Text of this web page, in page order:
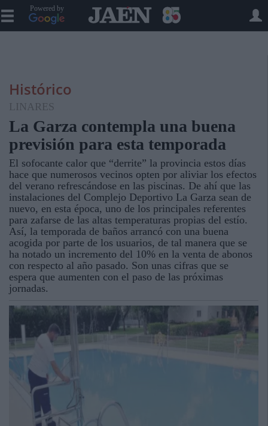
Powered by
Histórico
LINARES
La Garza contempla una buena
previsión para esta temporada
El sofocante calor que “derrite” la provincia estos días
hace que numerosos vecinos opten por aliviar los efectos
del verano refrescándose en las piscinas. De ahí que las
instalaciones del Complejo Deportivo La Garza sean de
nuevo, en esta época, uno de los principales referentes
para zafarse de las altas temperaturas propias del estío.
Así, la temporada de baños arrancó con una buena
acogida por parte de los usuarios, de tal manera que se
ha notado un incremento del 10% en la venta de abonos
con respecto al año pasado. Son unas cifras que se
espera que aumenten con el paso de las próximas
jornadas.